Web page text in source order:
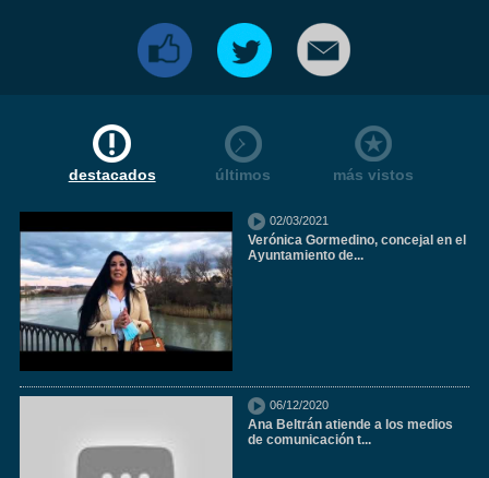
destacados últimos más vistos
02/03/2021
Verónica Gormedino, concejal en el
Ayuntamiento de...
06/12/2020
Ana Beltrán atiende a los medios
de comunicación t...